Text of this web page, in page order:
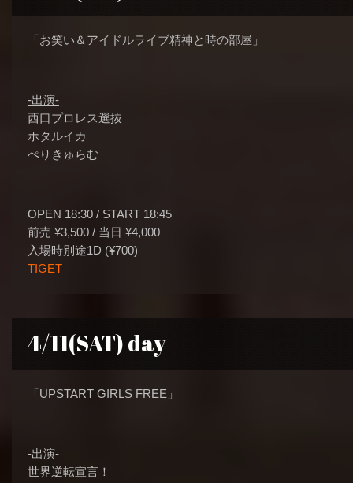
「お笑い＆アイドルライブ精神と時の部屋」
-出演-
西口プロレス選抜
ホタルイカ
ぺりきゅらむ
OPEN 18:30 / START 18:45
前売 ¥3,500 / 当日 ¥4,000
入場時別途1D (¥700)
TIGET
4/11(SAT) day
「UPSTART GIRLS FREE」
-出演-
世界逆転宣言！